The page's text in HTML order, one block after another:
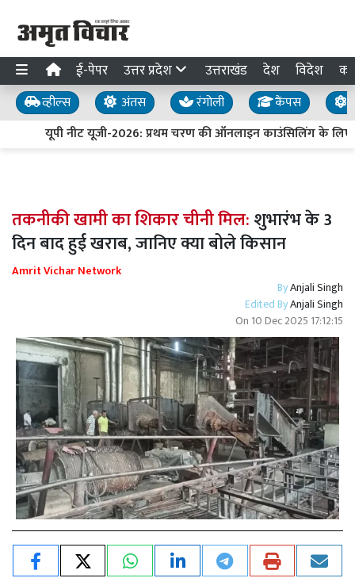
ई-पेपर उत्तर प्रदेश उत्तराखंड देश विदेश
व्हील्स अंतस रंगोली कैंपस
यूपी नीट यूजी-2026: प्रथम चरण की ऑनलाइन काउंसिलिंग के
तकनीकी खामी का शिकार चीनी मिल:शुभारंभ के 3
दिन बाद हुई खराब, जानिए क्या बोले किसान
Amrit Vichar Network
ByAnjali Singh
Edited ByAnjali Singh
On 10 Dec 2025 17:12:15